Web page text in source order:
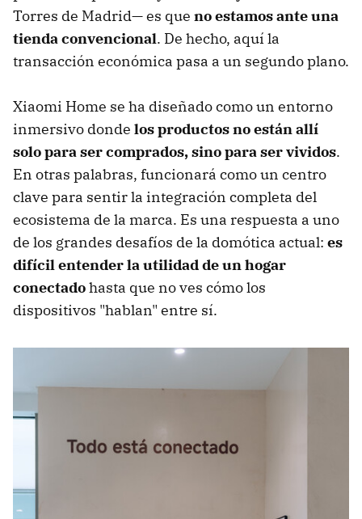
Torres de Madrid— es que no estamos ante una
tienda convencional. De hecho, aquí la
transacción económica pasa a un segundo plano.
Xiaomi Home se ha diseñado como un entorno
inmersivo donde los productos no están allí
solo para ser comprados, sino para ser vividos.
En otras palabras, funcionará como un centro
clave para sentir la integración completa del
ecosistema de la marca. Es una respuesta a uno
de los grandes desafíos de la domótica actual: es
difícil entender la utilidad de un hogar
conectadohasta que no ves cómo los
dispositivos "hablan" entre sí.